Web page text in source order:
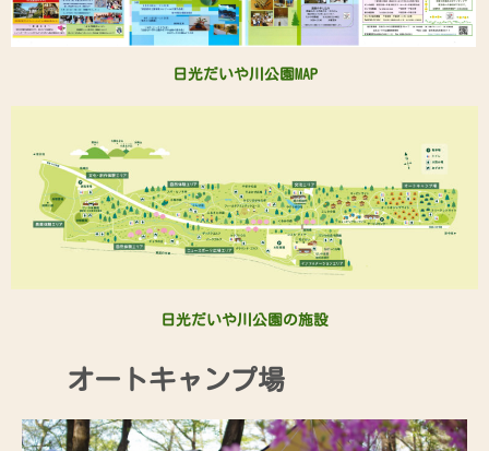
日光だいや川公園MAP
日光だいや川公園の施設
オートキャンプ場